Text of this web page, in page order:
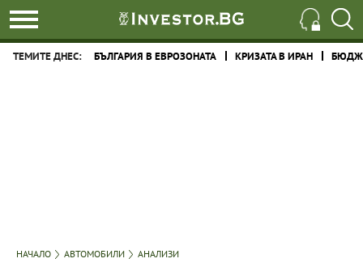
ТЕМИТЕ ДНЕС: БЪЛГАРИЯ В ЕВРОЗОНАТА КРИЗАТА В ИРАН
НАЧАЛО АВТОМОБИЛИ АНАЛИЗИ